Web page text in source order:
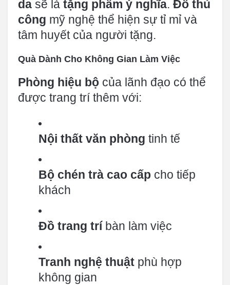
da sẽ là tặng phẩm ý nghĩa. Đồ thủ
công mỹ nghệ thể hiện sự tỉ mỉ và
tâm huyết của người tặng.
Quà Dành Cho Không Gian Làm Việc
Phòng hiệu bộ của lãnh đạo có thể
được trang trí thêm với:
Nội thất văn phòng tinh tế
Bộ chén trà cao cấp cho tiếp
khách
Đồ trang trí bàn làm việc
Tranh nghệ thuật phù hợp
không gian